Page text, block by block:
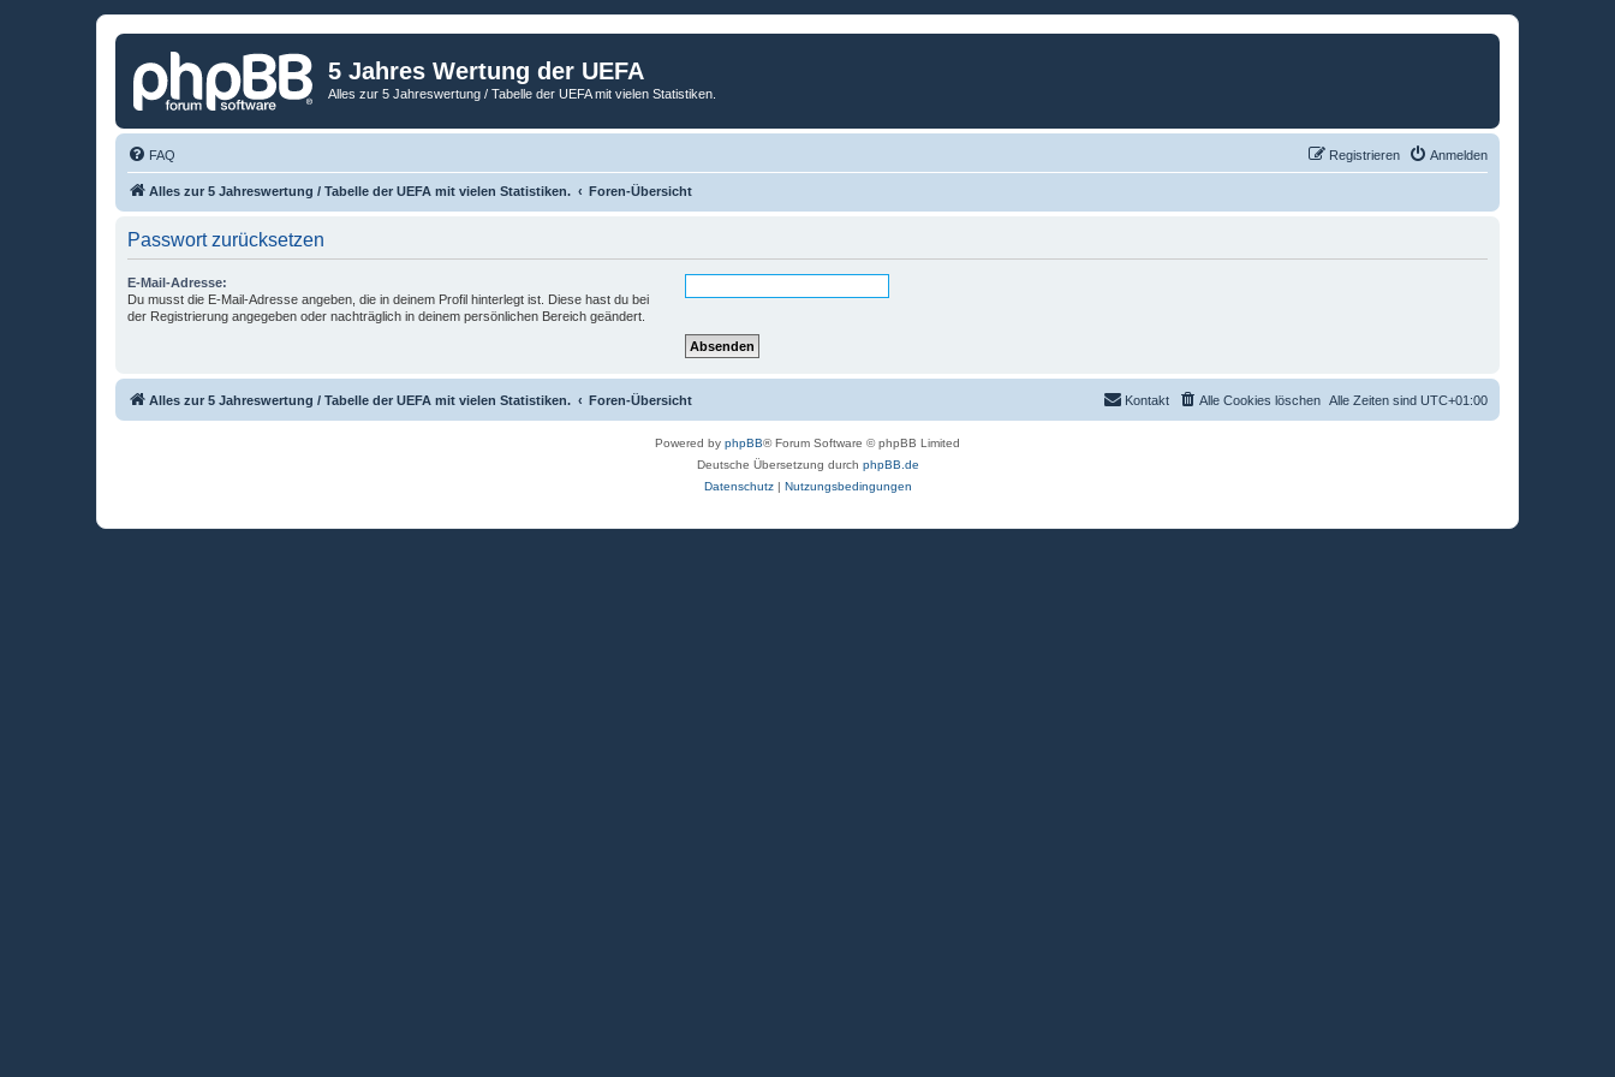
5 Jahres Wertung der UEFA
Alles zur 5 Jahreswertung / Tabelle der UEFA mit vielen Statistiken.
FAQ Anmelden
Registrieren
Alles zur 5 Jahreswertung / Tabelle der UEFA mit vielen Statistiken. Foren-Übersicht
Passwort zurücksetzen
E-Mail-Adresse:
Du musst die E-Mail-Adresse angeben, die in deinem Profil hinterlegt ist. Diese hast du bei
der Registrierung angegeben oder nachträglich in deinem persönlichen Bereich geändert.
Alles zur 5 Jahreswertung / Tabelle der UEFA mit vielen Statistiken. Foren-Übersicht Alle Zeiten sind UTC+01:00
Alle Cookies löschen
Kontakt
Powered by phpBB® Forum Software © phpBB Limited
Deutsche Übersetzung durch phpBB.de
Datenschutz| Nutzungsbedingungen